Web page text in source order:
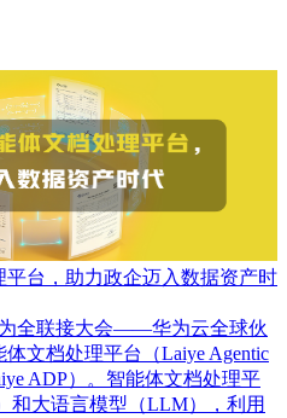
台，助力政企迈入数据资产时
为全联接大会——华为云全球伙
文档处理平台（Laiye Agentic
ADP）。智能体文档处理平
和大语言模型（LLM），利用